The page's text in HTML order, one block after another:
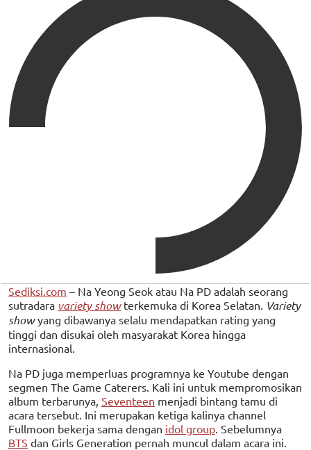
Sediksi.com – Na Yeong Seok atau Na PD adalah seorang
sutradara variety showterkemuka di Korea Selatan. Variety
showyang dibawanya selalu mendapatkan rating yang
tinggi dan disukai oleh masyarakat Korea hingga
internasional.
Na PD juga memperluas programnya ke Youtube dengan
segmen The Game Caterers. Kali ini untuk mempromosikan
album terbarunya, Seventeen menjadi bintang tamu di
acara tersebut. Ini merupakan ketiga kalinya channel
Fullmoon bekerja sama dengan idol group . Sebelumnya
BTS dan Girls Generation pernah muncul dalam acara ini.